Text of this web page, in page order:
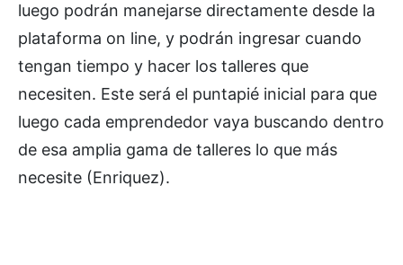
luego podrán manejarse directamente desde la
plataforma on line, y podrán ingresar cuando
tengan tiempo y hacer los talleres que
necesiten. Este será el puntapié inicial para que
luego cada emprendedor vaya buscando dentro
de esa amplia gama de talleres lo que más
necesite (Enriquez).